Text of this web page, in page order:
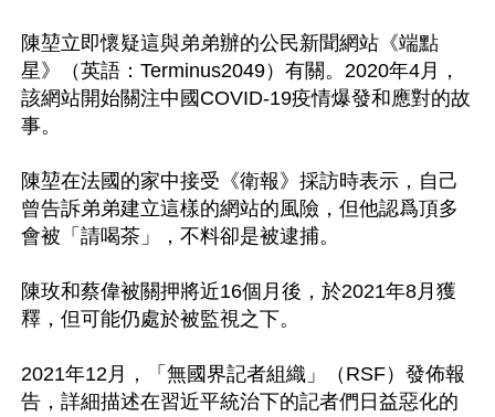
陳堃立即懷疑這與弟弟辦的公民新聞網站《端點
星》（英語：Terminus2049）有關。2020年4月，
該網站開始關注中國COVID-19疫情爆發和應對的故
事。
陳堃在法國的家中接受《衛報》採訪時表示，自己
曾告訴弟弟建立這樣的網站的風險，但他認爲頂多
會被「請喝茶」，不料卻是被逮捕。
陳玫和蔡偉被關押將近16個月後，於2021年8月獲
釋，但可能仍處於被監視之下。
2021年12月，「無國界記者組織」（RSF）發佈報
告，詳細描述在習近平統治下的記者們日益惡化的